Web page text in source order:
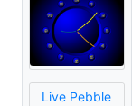
Live Pebble